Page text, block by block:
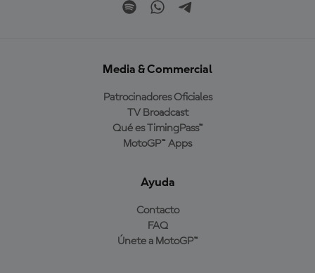
Media & Commercial
Patrocinadores Oficiales
TV Broadcast
Qué es TimingPass™
MotoGP™ Apps
Ayuda
Contacto
FAQ
Únete a MotoGP™